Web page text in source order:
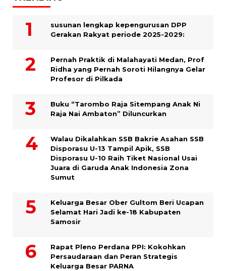
susunan lengkap kepengurusan DPP
Gerakan Rakyat periode 2025-2029:
Pernah Praktik di Malahayati Medan, Prof
Ridha yang Pernah Soroti Hilangnya Gelar
Profesor di Pilkada
Buku “Tarombo Raja Sitempang Anak Ni
Raja Nai Ambaton” Diluncurkan
Walau Dikalahkan SSB Bakrie Asahan SSB
Disporasu U-13 Tampil Apik, SSB
Disporasu U-10 Raih Tiket Nasional Usai
Juara di Garuda Anak Indonesia Zona
Sumut
Keluarga Besar Ober Gultom Beri Ucapan
Selamat Hari Jadi ke-18 Kabupaten
Samosir
Rapat Pleno Perdana PPI: Kokohkan
Persaudaraan dan Peran Strategis
Keluarga Besar PARNA